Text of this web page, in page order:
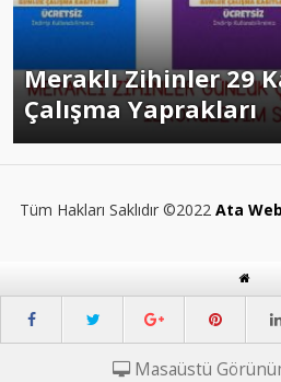
Meraklı Zihinler 29
Çalışma Yaprakları
Tüm Hakları Saklıdır ©2022 Ata
Masaüstü